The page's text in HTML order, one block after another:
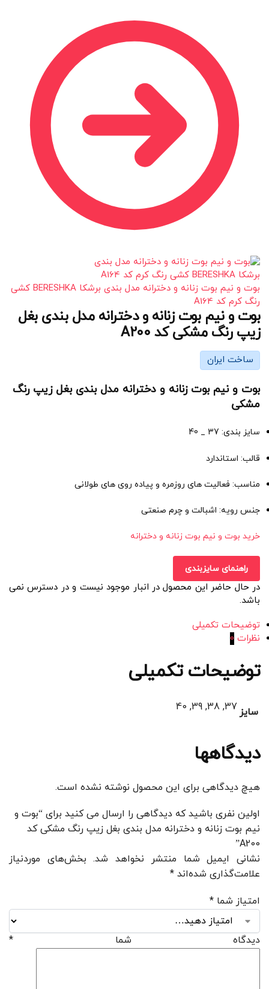
بوت و نیم بوت زنانه و دخترانه مدل بندی برشکا BERESHKA کشی
رنگ کرم کد A164
بوت و نیم بوت زنانه و دخترانه مدل بندی بغل
زیپ رنگ مشکی کد A200
ساخت ایران
بوت و نیم بوت زنانه و دخترانه مدل بندی بغل زیپ رنگ
مشکی
سایز بندی: 37 _ 40
قالب: استاندارد
مناسب: فعالیت های روزمره و پیاده روی های طولانی
جنس رویه: اشبالت و چرم صنعتی
خرید بوت و نیم بوت زنانه و دخترانه
راهنمای سایزبندی
در حال حاضر این محصول در انبار موجود نیست و در دسترس نمی
باشد.
توضیحات تکمیلی
نظرات 0
توضیحات تکمیلی
سایز 37, 38, 39, 40
دیدگاهها
هیچ دیدگاهی برای این محصول نوشته نشده است.
اولین نفری باشید که دیدگاهی را ارسال می کنید برای “بوت و
نیم بوت زنانه و دخترانه مدل بندی بغل زیپ رنگ مشکی کد
A200”
نشانی ایمیل شما منتشر نخواهد شد. بخش‌های موردنیاز
علامت‌گذاری شده‌اند *
امتیاز شما *
دیدگاه شما *